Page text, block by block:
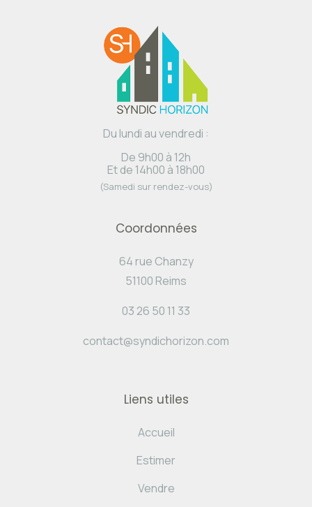
Du lundi au vendredi :
De 9h00 à 12h
Et de 14h00 à 18h00
(Samedi sur rendez-vous)
Coordonnées
64 rue Chanzy
51100 Reims
03 26 50 11 33
contact@syndichorizon.com
Liens utiles
Accueil
Estimer
Vendre